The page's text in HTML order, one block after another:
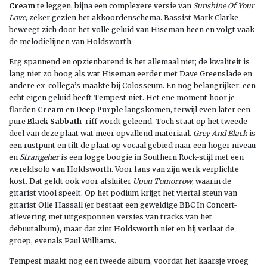
Cream te leggen, bijna een complexere versie van Sunshine Of Your
Love, zeker gezien het akkoordenschema. Bassist Mark Clarke
beweegt zich door het volle geluid van Hiseman heen en volgt vaak
de melodielijnen van Holdsworth.
Erg spannend en opzienbarend is het allemaal niet; de kwaliteit is
lang niet zo hoog als wat Hiseman eerder met Dave Greenslade en
andere ex-collega’s maakte bij Colosseum. En nog belangrijker: een
echt eigen geluid heeft Tempest niet. Het ene moment hoor je
flarden Cream en Deep Purple langskomen, terwijl even later een
pure Black Sabbath-riff wordt geleend. Toch staat op het tweede
deel van deze plaat wat meer opvallend materiaal. Grey And Blackis
een rustpunt en tilt de plaat op vocaal gebied naar een hoger niveau
en Strangeheris een logge boogie in Southern Rock-stijl met een
wereldsolo van Holdsworth. Voor fans van zijn werk verplichte
kost. Dat geldt ook voor afsluiter Upon Tomorrow, waarin de
gitarist viool speelt. Op het podium krijgt het viertal steun van
gitarist Olle Hassall (er bestaat een geweldige BBC In Concert-
aflevering met uitgesponnen versies van tracks van het
debuutalbum), maar dat zint Holdsworth niet en hij verlaat de
groep, evenals Paul Williams.
Tempest maakt nog een tweede album, voordat het kaarsje vroeg